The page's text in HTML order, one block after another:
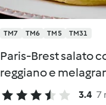
TM7 TM6 TM5 TM31
Paris-Brest salato
reggiano e
3.4 7